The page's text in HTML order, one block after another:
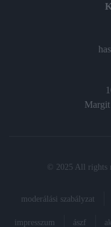
© 2025 All rights
moderálási szabályzat
impresszum ászf